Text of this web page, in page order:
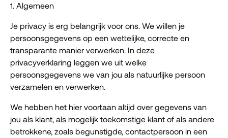
1. Algemeen
Je privacy is erg belangrijk voor ons. We willen je
persoonsgegevens op een wettelijke, correcte en
transparante manier verwerken. In deze
privacyverklaring leggen we uit welke
persoonsgegevens we van jou als natuurlijke persoon
verzamelen en verwerken.
We hebben het hier voortaan altijd over gegevens van
jou als klant, als mogelijk toekomstige klant of als andere
betrokkene, zoals begunstigde, contactpersoon in een